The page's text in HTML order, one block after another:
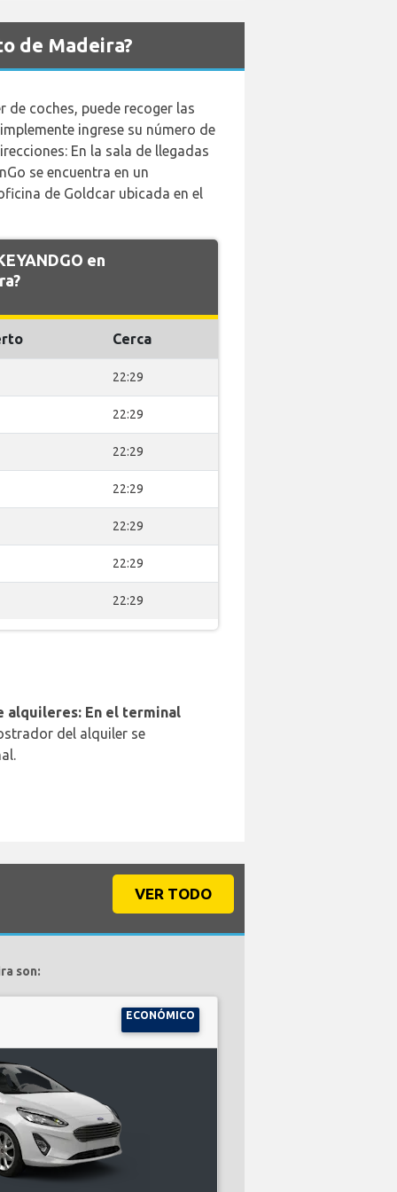
de Madeira?
coches, puede recoger las
ingrese su número de
En la sala de llegadas
se encuentra en un
de Goldcar ubicada en el
en
Cerca
22:29
22:29
22:29
22:29
22:29
22:29
22:29
alquileres: En el terminal
del alquiler se
VER TODO
son:
ECONÓMICO